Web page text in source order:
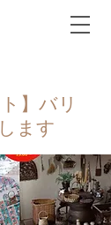
】バリ
ます